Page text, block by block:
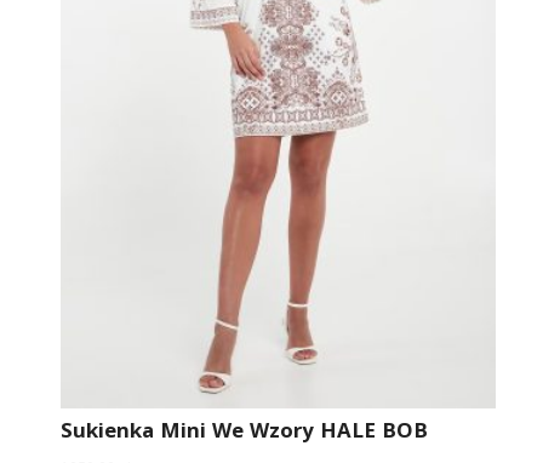
Sukienka Mini We Wzory HALE BOB